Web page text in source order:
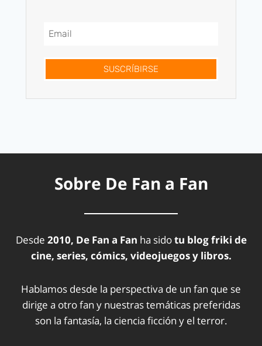
SUSCRÍBIRSE
Sobre De Fan a Fan
Desde 2010, De Fan a Fan ha sidotu blog friki de
cine, series, cómics, videojuegos y libros.
Hablamos desde la perspectiva de un fan que se
dirige a otro fan y nuestras temáticas preferidas
son la fantasía, la ciencia ficción y el terror.